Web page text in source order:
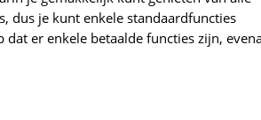
dus je kunt enkele standaardfuncties
er enkele betaalde functies zijn,